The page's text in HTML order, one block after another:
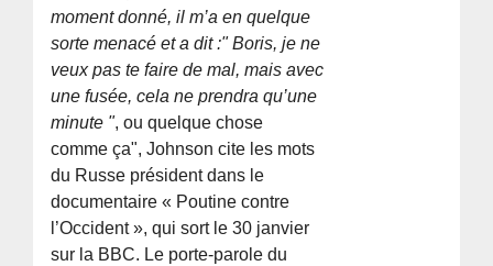
moment donné, il m’a en quelque
sorte menacé et a dit :" Boris, je ne
veux pas te faire de mal, mais avec
une fusée, cela ne prendra qu’une
minute ", ou quelque chose
comme ça", Johnson cite les mots
du Russe président dans le
documentaire « Poutine contre
l’Occident », qui sort le 30 janvier
sur la BBC. Le porte-parole du